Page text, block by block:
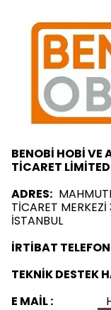
BENOBİ HOBİ VE
TİCARET
ADRES:
TİCARET
İSTANBUL
İRTİBAT
TEKNİK DESTEK
E MAİL :